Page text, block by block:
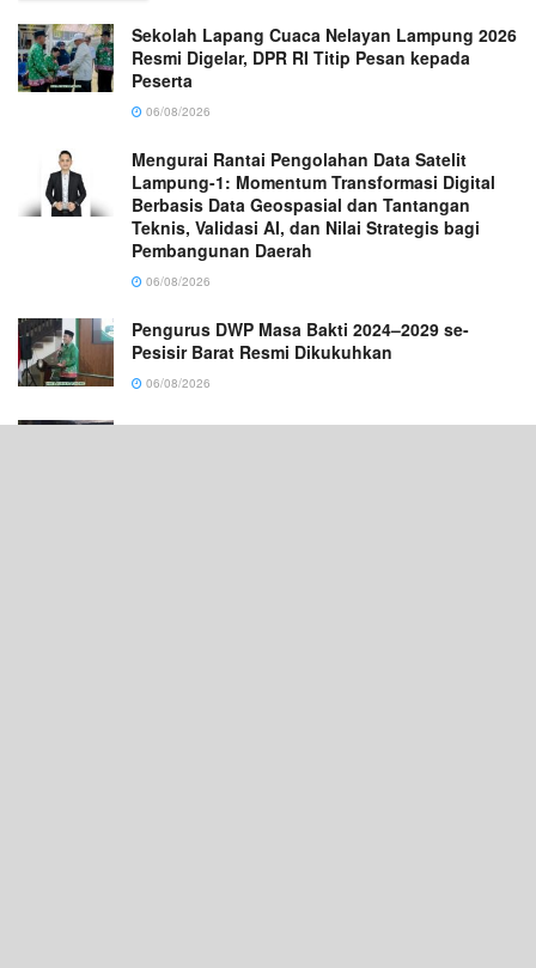
Sekolah Lapang Cuaca Nelayan Lampung 2026
Resmi Digelar, DPR RI Titip Pesan kepada
Peserta
06/08/2026
Mengurai Rantai Pengolahan Data Satelit
Lampung-1: Momentum Transformasi Digital
Berbasis Data Geospasial dan Tantangan
Teknis, Validasi AI, dan Nilai Strategis bagi
Pembangunan Daerah
06/08/2026
Pengurus DWP Masa Bakti 2024–2029 se-
Pesisir Barat Resmi Dikukuhkan
06/08/2026
School Visit AXIS Perkuat Kolaborasi Dunia